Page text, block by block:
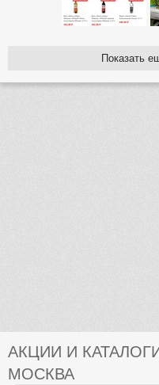
Показать
АКЦИИ И
МОСКВА